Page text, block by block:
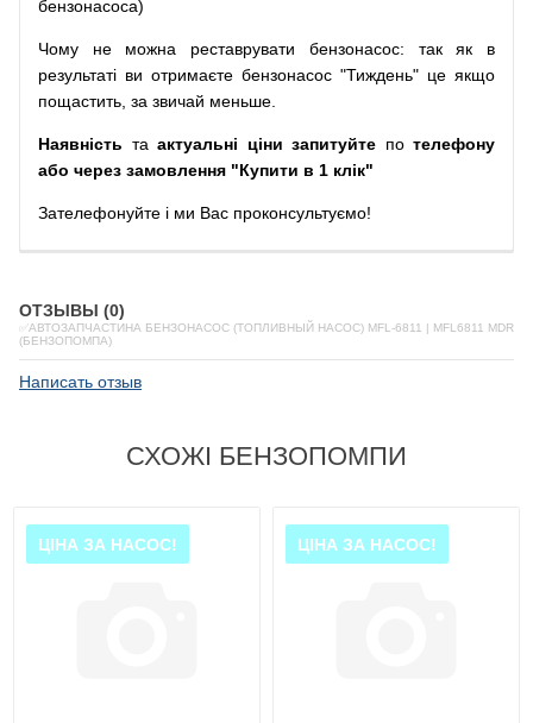
бензонасоса)
Чому не можна реставрувати бензонасос: так як
в
результаті ви отримаєте бензонасос "Тиждень" це якщо
пощастить, за звичай меньше.
Наявність та актуальні ціни запитуйте по телефону
або через замовлення "Купити в 1 клік"
Зателефонуйте і ми Вас проконсультуємо!
ОТЗЫВЫ (0)
✅АВТОЗАПЧАСТИНА БЕНЗОНАСОС (ТОПЛИВНЫЙ НАСОС) MFL-6811 | MFL6811 MDR
(БЕНЗОПОМПА)
Написать отзыв
СХОЖІ БЕНЗОПОМПИ
ЦІНА ЗА НАСОС! ЦІНА ЗА НАСОС!